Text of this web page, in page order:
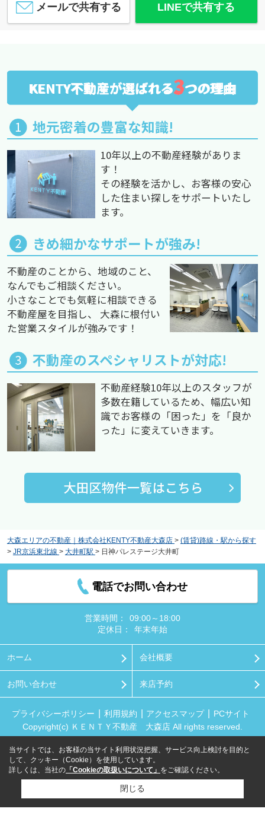
メールで共有する LINEで共有する
KENTY不動産が選ばれる3つの理由
地元密着の豊富な知識!
10年以上の不動産経験がありま
す！
その経験を活かし、お客様の安心
した住まい探しをサポートいたし
ます。
きめ細かなサポートが強み!
不動産のことから、地域のこと、
なんでもご相談ください。
小さなことでも気軽に相談できる
不動産屋を目指し、 大森に根付い
た営業スタイルが強みです！
不動産のスペシャリストが対応!
不動産経験10年以上のスタッフが
多数在籍しているため、幅広い知
識でお客様の「困った」を「良か
った」に変えていきます。
大森エリアの不動産｜株式会社KENTY不動産大森店 > (賃貸)路線・駅から探す
> JR京浜東北線 > 大井町駅 > 日神パレステージ大井町
電話でお問い合わせ
営業時間：
09:00～18:00
定休日：
年末年始
ホーム 会社概要
お問い合わせ 来店予約
プライバシーポリシー 利用規約 アクセスマップ
PCサイト
Copyright(c) ＫＥＮＴＹ不動産 大森店 All rights reserved.
当サイトでは、お客様の当サイト利用状況把握、サービス向上検討を目的と
して、クッキー（Cookie）を使用しています。
詳しくは、当社の 「Cookieの取扱いについて」 をご確認ください。
閉じる